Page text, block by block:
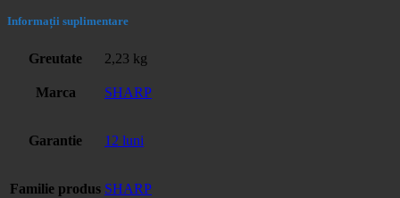
Informații suplimentare
Greutate 2,23 kg
Marca SHARP
Garantie 12 luni
Familie produs SHARP